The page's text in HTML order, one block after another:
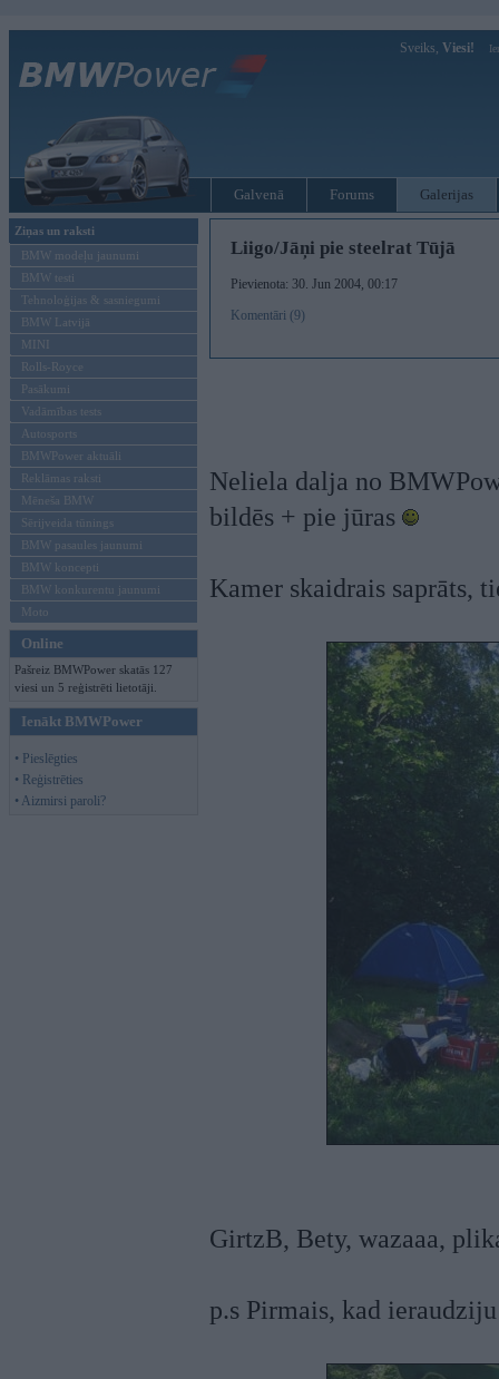
Sveiks, Viesi!
Galvenā Forums Galerijas
Ziņas un raksti
BMW modeļu jaunumi
BMW testi
Tehnoloģijas & sasniegumi
BMW Latvijā
MINI
Rolls-Royce
Pasākumi
Vadāmības tests
Autosports
BMWPower aktuāli
Reklāmas raksti
Mēneša BMW
Sērijveida tūnings
BMW pasaules jaunumi
BMW koncepti
BMW konkurentu jaunumi
Moto
Online
Pašreiz BMWPower skatās 127
viesi un 5 reģistrēti lietotāji.
Ienākt BMWPower
• Pieslēgties
• Reģistrēties
• Aizmirsi paroli?
Liigo/Jāņi pie steelrat Tūjā
Pievienota: 30. Jun 2004, 00:17
Komentāri (9)
Neliela dalja no
bildēs + pie jūras
Kamer skaidrais saprāts,
GirtzB, Bety, wazaaa,
p.s Pirmais, kad